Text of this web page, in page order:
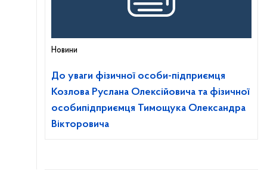
Новини
До уваги фізичної особи-підприємця
Козлова Руслана Олексійовича та фізичної
особипідприємця Тимощука Олександра
Вікторовича